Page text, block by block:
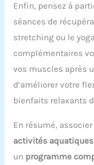
Enfin, pensez à
séances de
stretching ou le
complémentaires
vos muscles après
d’améliorer votre
bienfaits relaxants
En résumé, associer
activités aquatiques
un programme